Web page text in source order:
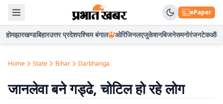
ePaper
होमझारखण्डबिहारउत्तर प्रदेशपश्चिम बंगाल ओरिजिनलएजुकेशनबिजनेसमनोरंजनटेकऑटो
Home State Bihar Darbhanga
जानलेवा बने गड्ढे, चोटिल हो रहे लोग